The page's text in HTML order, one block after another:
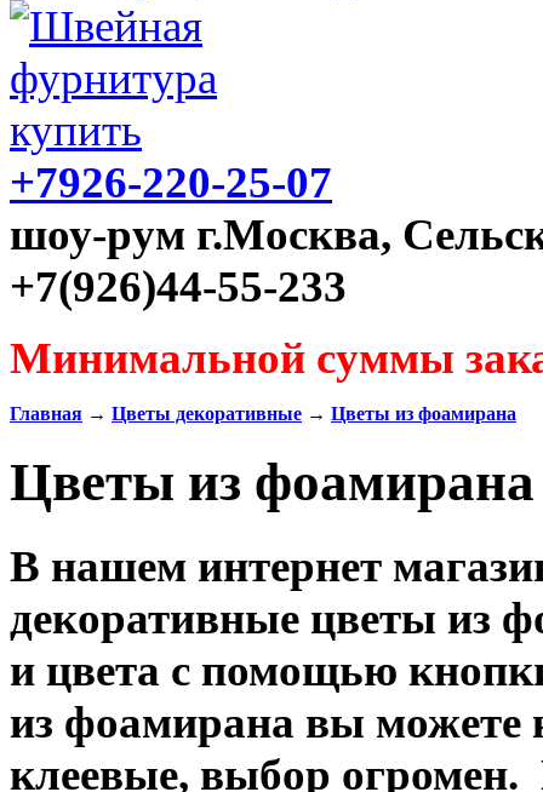
+7926-220-25-07
шоу-рум г.Москва,
+7(926)44-55-233
Минимальной суммы
Главная → Цветы декоративные → Цветы из фоамирана
Цветы из фоамирана
В нашем интернет
декоративные цветы из
и цвета с помощью
из фоамирана вы
клеевые, выбор огромен.